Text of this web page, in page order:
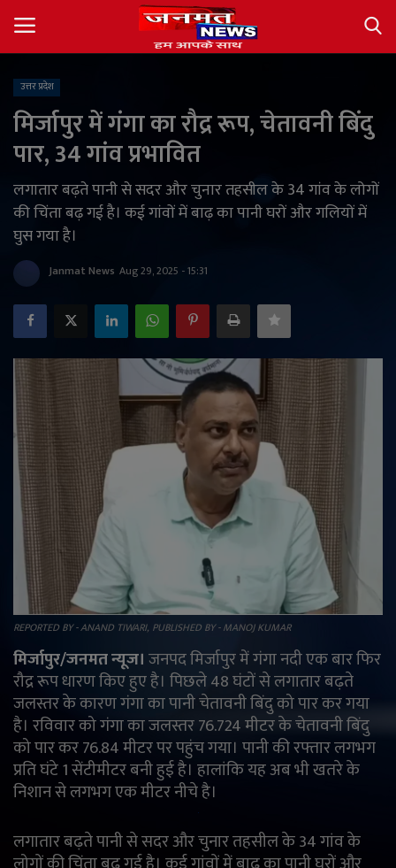
Register
About
Contact
देश
अंतर्राष्ट्रीय
राज्य
खेल
राजनीति
मनोरंजन
अपराध
ज्योतिष
वीडियो
व्यापार
टेक्नोलॉजी
ई-पेपर
Language
उत्तर प्रदेश
मिर्जापुर में गंगा का रौद्र रूप, चेतावनी बिंदु
पार, 34 गांव प्रभावित
लगातार बढ़ते पानी से सदर और चुनार तहसील के 34 गांव के लोगों
की चिंता बढ़ गई है। कई गांवों में बाढ़ का पानी घरों और गलियों में
घुस गया है।
Janmat News Aug 29, 2025 - 15:31
REPORTED BY - ANAND TIWARI, PUBLISHED BY - MANOJ KUMAR
मिर्जापुर/जनमत न्यूज।जनपद मिर्जापुर में गंगा नदी एक बार फिर
रौद्र रूप धारण किए हुए है। पिछले 48 घंटों से लगातार बढ़ते
जलस्तर के कारण गंगा का पानी चेतावनी बिंदु को पार कर गया
है। रविवार को गंगा का जलस्तर 76.724 मीटर के चेतावनी बिंदु
को पार कर 76.84 मीटर पर पहुंच गया। पानी की रफ्तार लगभग
प्रति घंटे 1 सेंटीमीटर बनी हुई है। हालांकि यह अब भी खतरे के
निशान से लगभग एक मीटर नीचे है।
लगातार बढ़ते पानी से सदर और चुनार तहसील के 34 गांव के